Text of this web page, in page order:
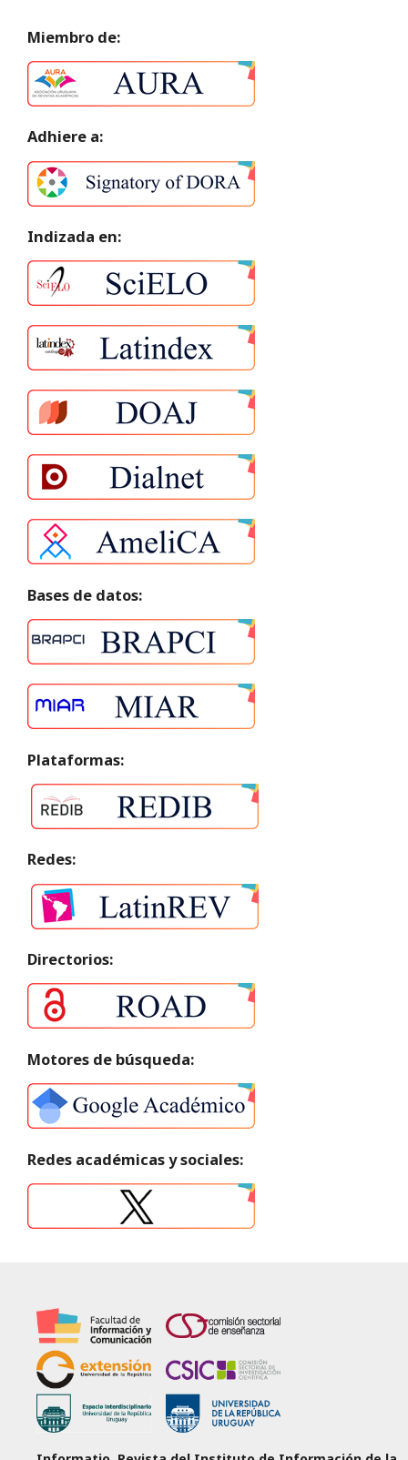
Miembro de:
Adhiere a:
Indizada en:
Bases de datos:
Plataformas:
Redes:
Directorios:
Motores de búsqueda:
Redes académicas y sociales: